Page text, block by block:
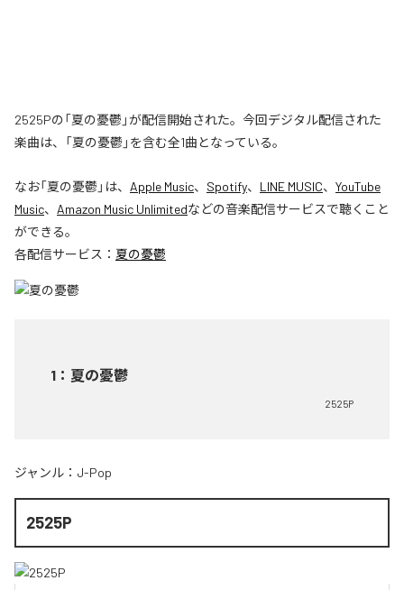
2525Pの「夏の憂鬱」が配信開始された。今回デジタル配信された
楽曲は、「夏の憂鬱」を含む全1曲となっている。
なお「夏の憂鬱 」は、 Apple Music、 Spotify、 LINE MUSIC、 YouTube
Music、 Amazon Music Unlimitedなどの音楽配信サービスで聴くこと
ができる。
各配信サービス： 夏の憂鬱
1 ： 夏の憂鬱
2525P
ジャンル： J-Pop
2525P